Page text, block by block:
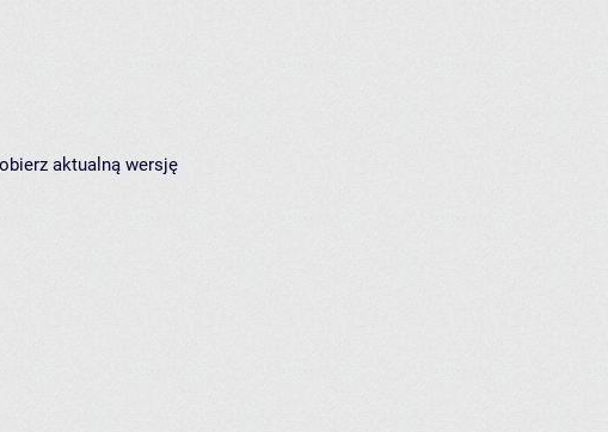
aktualną wersję